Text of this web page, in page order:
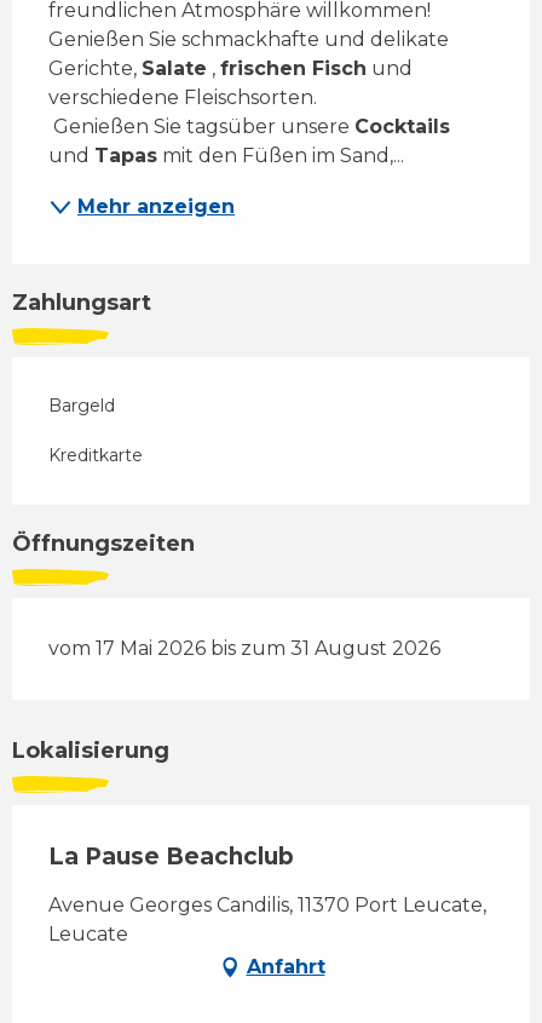
freundlichen Atmosphäre willkommen!
Genießen Sie schmackhafte und delikate
Gerichte, Salate , frischen Fisch und
verschiedene Fleischsorten.
Genießen Sie tagsüber unsere Cocktails
und Tapas mit den Füßen im Sand,...
Mehr anzeigen
Zahlungsart
Bargeld
Kreditkarte
Öffnungszeiten
vom 17 Mai 2026 bis zum 31 August 2026
Lokalisierung
La Pause Beachclub
Avenue Georges Candilis, 11370 Port Leucate,
Leucate
Anfahrt